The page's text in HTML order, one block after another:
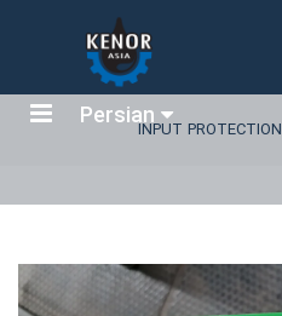
PersianINPUT PROTECTION